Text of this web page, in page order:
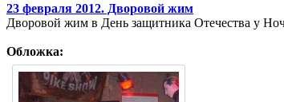
23 февраля 2012. Дворовой жим
Дворовой жим в День защитника Отечества у
Обложка: